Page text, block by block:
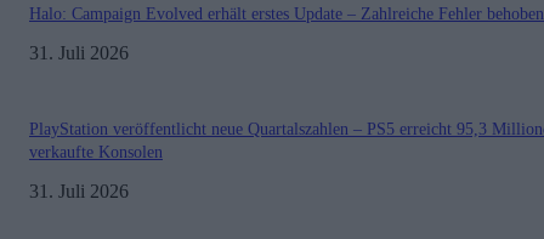
Halo: Campaign Evolved erhält erstes Update – Zahlreiche Fehler behoben
31. Juli 2026
PlayStation veröffentlicht neue Quartalszahlen – PS5 erreicht 95,3
verkaufte Konsolen
31. Juli 2026